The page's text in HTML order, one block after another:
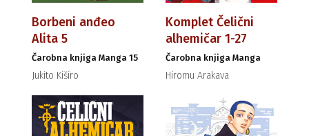
Borbeni anđeo
Alita 5
Čarobna knjiga Manga 15
Jukito Kiširo
Komplet Čelični
alhemičar 1-27
Čarobna knjiga Manga
Hiromu Arakava